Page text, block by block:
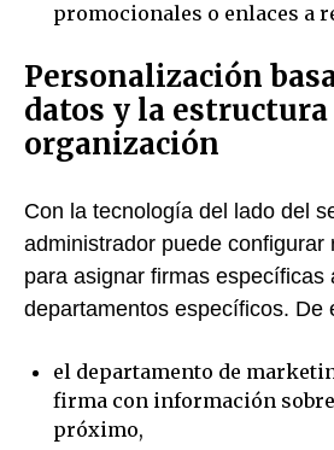
promocionales o enlaces a
Personalización
datos y la estructura
organización
Con la tecnología del lado del
administrador puede configurar
para asignar firmas específicas
departamentos específicos. De
el departamento de
firma con información
próximo,